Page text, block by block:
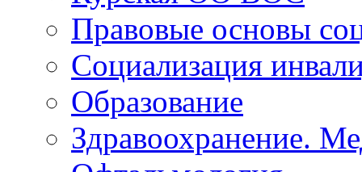
Курская ОО ВОС
Правовые основы
Социализация
Образование